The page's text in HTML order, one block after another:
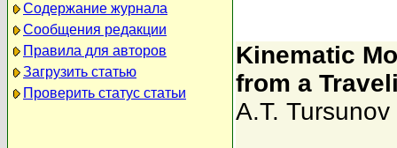
Содержание журнала
Сообщения редакции
Правила для авторов
Загрузить статью
Проверить статус статьи
Kinematic
from a
A.T. Tursunov